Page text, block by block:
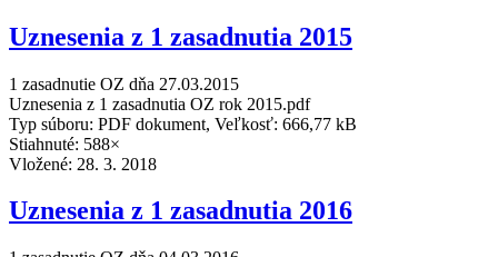
Uznesenia z 1 zasadnutia 2015
1 zasadnutie OZ dňa 27.03.2015
Uznesenia z 1 zasadnutia OZ rok 2015.pdf
Typ súboru: PDF dokument, Veľkosť: 666,77 kB
Stiahnuté: 588×
Vložené: 28. 3. 2018
Uznesenia z 1 zasadnutia 2016